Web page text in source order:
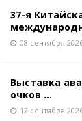
37-я
08 сентября
Выставка
очков ...
12 сентября